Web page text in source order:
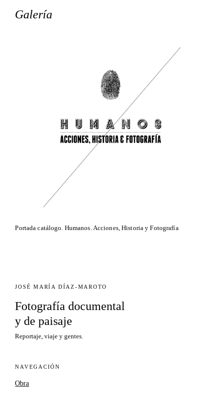
Galería
Portada catálogo. Humanos. Acciones, Historia y Fotografía
JOSÉ MARÍA DÍAZ-MAROTO
Fotografía documental
y de paisaje
Reportaje, viaje y gentes.
NAVEGACIÓN
Obra